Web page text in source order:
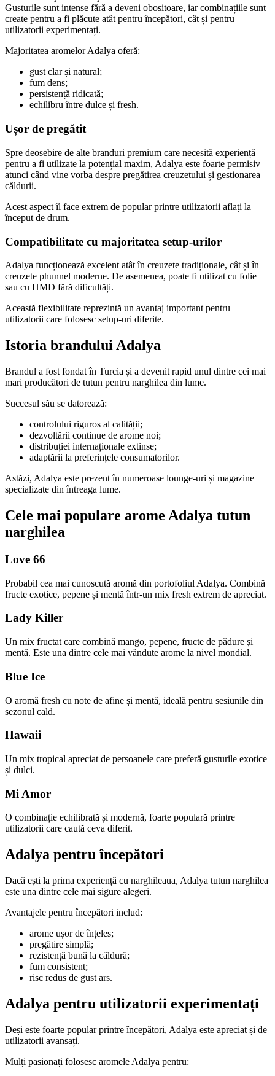
Gusturile sunt intense fără a deveni obositoare, iar combinațiile sunt
create pentru a fi plăcute atât pentru începători, cât și pentru
utilizatorii experimentați.
Majoritatea aromelor Adalya oferă:
gust clar și natural;
fum dens;
persistență ridicată;
echilibru între dulce și fresh.
Ușor de pregătit
Spre deosebire de alte branduri premium care necesită experiență
pentru a fi utilizate la potențial maxim, Adalya este foarte permisiv
atunci când vine vorba despre pregătirea creuzetului și gestionarea
căldurii.
Acest aspect îl face extrem de popular printre utilizatorii aflați la
început de drum.
Compatibilitate cu majoritatea setup-urilor
Adalya funcționează excelent atât în creuzete tradiționale, cât și în
creuzete phunnel moderne. De asemenea, poate fi utilizat cu folie
sau cu HMD fără dificultăți.
Această flexibilitate reprezintă un avantaj important pentru
utilizatorii care folosesc setup-uri diferite.
Istoria brandului Adalya
Brandul a fost fondat în Turcia și a devenit rapid unul dintre cei mai
mari producători de tutun pentru narghilea din lume.
Succesul său se datorează:
controlului riguros al calității;
dezvoltării continue de arome noi;
distribuției internaționale extinse;
adaptării la preferințele consumatorilor.
Astăzi, Adalya este prezent în numeroase lounge-uri și magazine
specializate din întreaga lume.
Cele mai populare arome Adalya tutun
narghilea
Love 66
Probabil cea mai cunoscută aromă din portofoliul Adalya. Combină
fructe exotice, pepene și mentă într-un mix fresh extrem de apreciat.
Lady Killer
Un mix fructat care combină mango, pepene, fructe de pădure și
mentă. Este una dintre cele mai vândute arome la nivel mondial.
Blue Ice
O aromă fresh cu note de afine și mentă, ideală pentru sesiunile din
sezonul cald.
Hawaii
Un mix tropical apreciat de persoanele care preferă gusturile exotice
și dulci.
Mi Amor
O combinație echilibrată și modernă, foarte populară printre
utilizatorii care caută ceva diferit.
Adalya pentru începători
Dacă ești la prima experiență cu narghileaua, Adalya tutun narghilea
este una dintre cele mai sigure alegeri.
Avantajele pentru începători includ:
arome ușor de înțeles;
pregătire simplă;
rezistență bună la căldură;
fum consistent;
risc redus de gust ars.
Adalya pentru utilizatorii experimentați
Deși este foarte popular printre începători, Adalya este apreciat și de
utilizatorii avansați.
Mulți pasionați folosesc aromele Adalya pentru: